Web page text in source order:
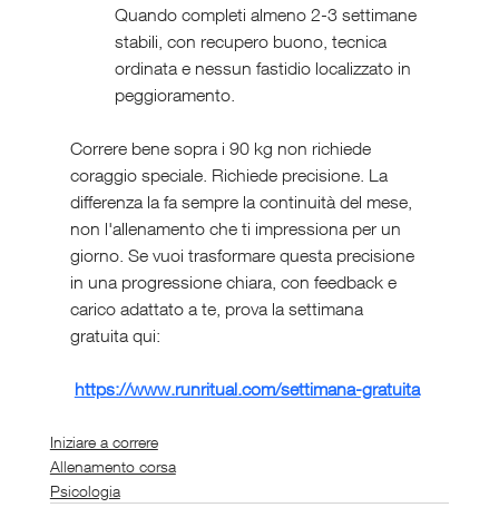
Quando completi almeno 2-3 settimane
stabili, con recupero buono, tecnica
ordinata e nessun fastidio localizzato in
peggioramento.
Correre bene sopra i 90 kg non richiede
coraggio speciale. Richiede precisione. La
differenza la fa sempre la continuità del mese,
non l'allenamento che ti impressiona per un
giorno. Se vuoi trasformare questa precisione
in una progressione chiara, con feedback e
carico adattato a te, prova la settimana
gratuita qui:
https://www.runritual.com/settimana-gratuita
Iniziare a correre
Allenamento corsa
Psicologia